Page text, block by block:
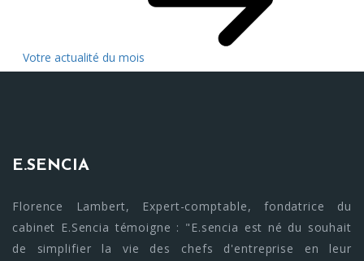
Votre actualité du mois
E.SENCIA
Florence Lambert, Expert-comptable, fondatrice du
cabinet E.Sencia témoigne : "E.sencia est né du souhait
de simplifier la vie des chefs d'entreprise en leur